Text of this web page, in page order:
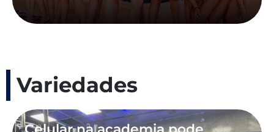
Variedades